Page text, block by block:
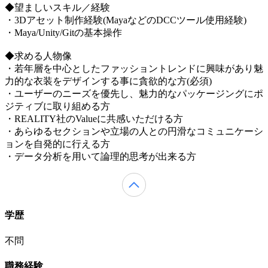
◆望ましいスキル／経験
・3Dアセット制作経験(MayaなどのDCCツール使用経験)
・Maya/Unity/Gitの基本操作
◆求める人物像
・若年層を中心としたファッショントレンドに興味があり魅
力的な衣装をデザインする事に貪欲的な方(必須)
・ユーザーのニーズを優先し、魅力的なパッケージングにポ
ジティブに取り組める方
・REALITY社のValueに共感いただける方
・あらゆるセクションや立場の人との円滑なコミュニケーシ
ョンを自発的に行える方
・データ分析を用いて論理的思考が出来る方
学歴
不問
職務経験